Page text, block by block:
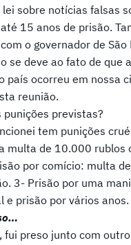
sobre notícias falsas
15 anos de prisão.
o governador de São
se deve ao fato de que
país ocorreu em nossa
reunião.
punições previstas?
tem punições
multa de 10.000 rublos
por comício: multa
3- Prisão por uma
e prisão por vários anos.
fui preso junto com